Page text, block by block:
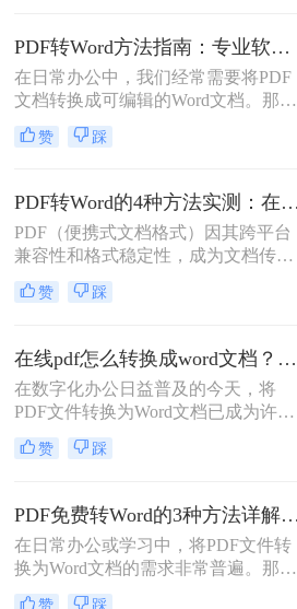
5种完全免费的解决方案。所有方法
均基于官方或开源平台，确保零成
本、无广告、无数据泄露。无需任何
付费，即可实现高质量转换，告别格
式错乱与隐私担忧！
PDF转Word方法指南：专业软件、在线工具、Word内置与改后缀名4种方案对比！
在日常办公中，我们经常需要将PDF
文档转换成可编辑的Word文档。那么
如何将pdf转换成word呢？本文将介绍
几种常用的PDF转Word的方法，助您
赞 踩
PDF转Word的4种方法实测：在线工具、Word、Adobe与开源软件对比！！
PDF（便携式文档格式）因其跨平台
兼容性和格式稳定性，成为文档传输
的首选格式。然而，当我们需要编辑
文档内容时，将其转换为Word格式
word怎么转呢？本文将详细介绍几种
常用的PDF转Word方法，助您轻松完
成转换。
赞 踩
在线pdf怎么转换成word文档？PDF猫与转转大师2种在线工具使用指南与功能对比！
在数字化办公日益普及的今天，将
PDF文件转换为Word文档已成为许多
职场人士和学生群体的日常需求。
PDF格式虽然便于分享和保持格式一
找到一种高效、便捷的在线转换方法
显得尤为重要。那么在线pdf怎么转换
成word文档呢？本文将介绍两种在线
将PDF转换成Word文档的方法。
赞 踩
PDF免费转Word的3种方法详解：复制粘贴、在线工具与Word内置转换效果对比！
在日常办公或学习中，将PDF文件转
换为Word文档的需求非常普遍。那么
pdf怎么免费转换成word文档呢？本文
赞 踩